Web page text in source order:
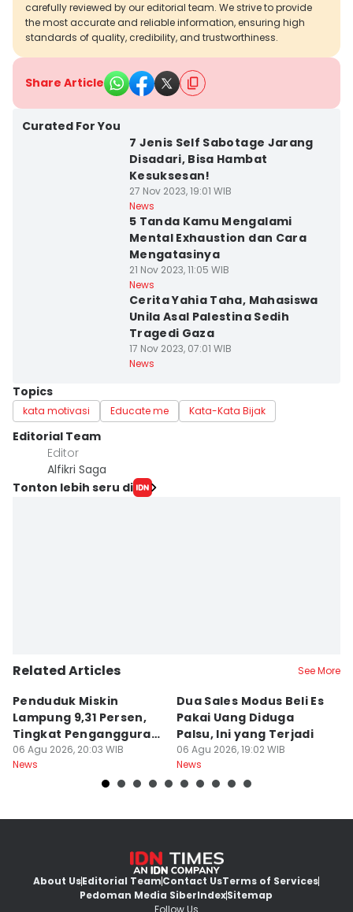
carefully reviewed by our editorial team. We strive to provide
the most accurate and reliable information, ensuring high
standards of quality, credibility, and trustworthiness.
Share Article
Curated For You
7 Jenis Self Sabotage Jarang
Disadari, Bisa Hambat
Kesuksesan!
27 Nov 2023, 19:01 WIB
News
5 Tanda Kamu Mengalami
Mental Exhaustion dan Cara
Mengatasinya
21 Nov 2023, 11:05 WIB
News
Cerita Yahia Taha, Mahasiswa
Unila Asal Palestina Sedih
Tragedi Gaza
17 Nov 2023, 07:01 WIB
News
Topics
kata motivasi Educate me Kata-Kata Bijak
Editorial Team
Editor
Alfikri Saga
Tonton lebih seru di
Related Articles See More
Penduduk Miskin
Lampung 9,31 Persen,
Tingkat Pengangguran
Terbuka Naik
06 Agu 2026, 20:03 WIB
News
Dua Sales Modus Beli Es
Pakai Uang Diduga
Palsu, Ini yang Terjadi
06 Agu 2026, 19:02 WIB
News
About UsEditorial TeamContact UsTerms of Services
Pedoman Media SiberIndexSitemap
Follow Us